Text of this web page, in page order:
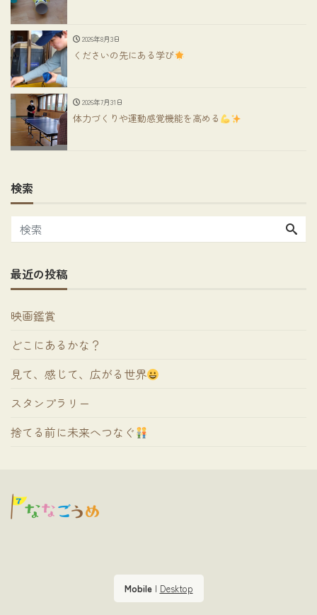
2026年8月3日
くださいの先にある学び
2026年7月31日
体力づくりや運動感覚機能を高める
検索
最近の投稿
映画鑑賞
どこにあるかな？
見て、感じて、広がる世界
スタンプラリー
捨てる前に未来へつなぐ
Mobile| Desktop